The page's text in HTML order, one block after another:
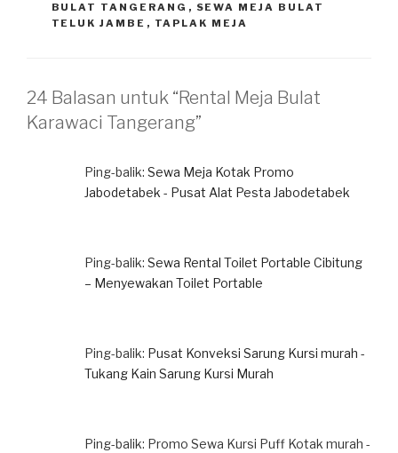
BULAT TANGERANG , SEWA MEJA BULAT
TELUK JAMBE , TAPLAK MEJA
24 Balasan untuk “Rental Meja Bulat
Karawaci Tangerang”
Ping-balik: Sewa Meja Kotak Promo
Jabodetabek - Pusat Alat Pesta Jabodetabek
Ping-balik: Sewa Rental Toilet Portable Cibitung
– Menyewakan Toilet Portable
Ping-balik: Pusat Konveksi Sarung Kursi murah -
Tukang Kain Sarung Kursi Murah
Ping-balik: Promo Sewa Kursi Puff Kotak murah -